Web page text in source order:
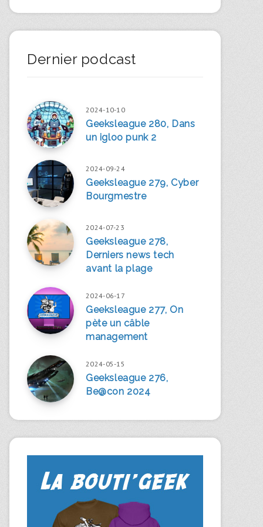
Dernier podcast
2024-10-10
Geeksleague 280, Dans
un igloo punk 2
2024-09-24
Geeksleague 279, Cyber
Bourgmestre
2024-07-23
Geeksleague 278,
Derniers news tech
avant la plage
2024-06-17
Geeksleague 277, On
pète un câble
management
2024-05-15
Geeksleague 276,
Be@con 2024